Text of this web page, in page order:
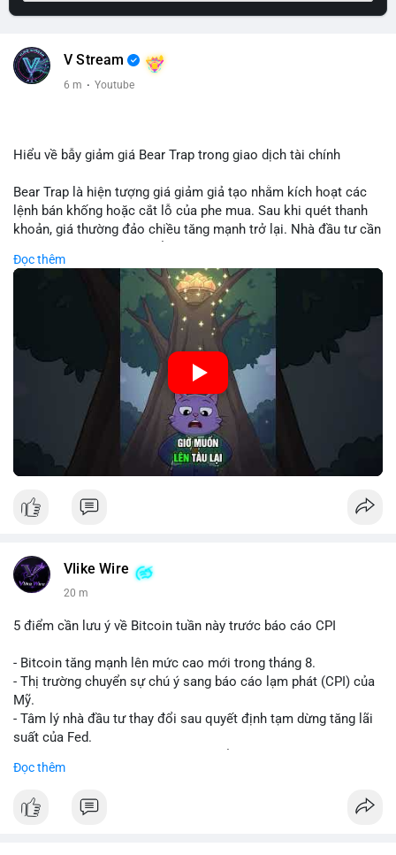
V Stream
6 m · Youtube
Hiểu về bẫy giảm giá Bear Trap trong giao dịch tài chính
Bear Trap là hiện tượng giá giảm giả tạo nhằm kích hoạt các
lệnh bán khống hoặc cắt lỗ của phe mua. Sau khi quét thanh
khoản, giá thường đảo chiều tăng mạnh trở lại. Nhà đầu tư cần
hóa điểm vào lệnh.
🎥 Xem video trực tiếp tại:
Nguồn: Cú Thông Thái
Đọc thêm
Vlike Wire
20 m
5 điểm cần lưu ý về Bitcoin tuần này trước báo cáo CPI
- Bitcoin tăng mạnh lên mức cao mới trong tháng 8.
- Thị trường chuyển sự chú ý sang báo cáo lạm phát (CPI) của
Mỹ.
- Tâm lý nhà đầu tư thay đổi sau quyết định tạm dừng tăng lãi
suất của Fed.
theo.
#bitcoin #btc #cryptonews
Đọc thêm